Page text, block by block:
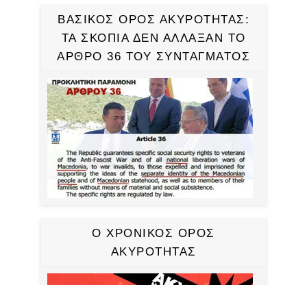
ΒΑΣΙΚΟΣ ΟΡΟΣ ΑΚΥΡΟΤΗΤΑΣ:
ΤΑ ΣΚΟΠΙΑ ΔΕΝ ΑΛΛΑΞΑΝ ΤΟ
ΑΡΘΡΟ 36 ΤΟΥ ΣΥΝΤΑΓΜΑΤΟΣ
Ο ΧΡΟΝΙΚΟΣ ΟΡΟΣ
ΑΚΥΡΟΤΗΤΑΣ